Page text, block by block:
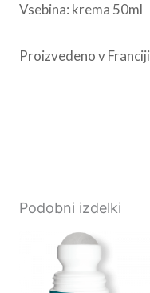
Vsebina: krema 50ml
Proizvedeno v Franciji
Podobni izdelki